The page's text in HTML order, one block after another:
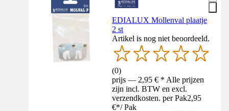
EDIALUX Mollenval plaatje
2 st
Artikel is nog niet beoordeeld.
(0)
prijs — 2,95 € * Alle prijzen
zijn incl. BTW en excl.
verzendkosten. per Pak2,95
€*/ Pak